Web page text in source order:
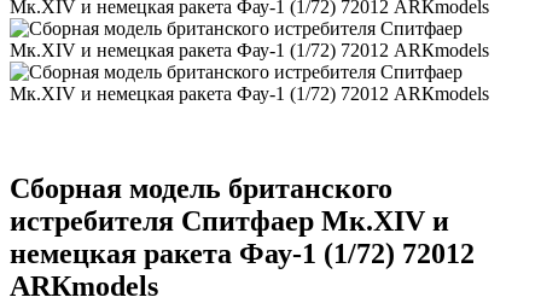
Сборная модель британского
истребителя Спитфаер Мк.XIV и
немецкая ракета Фау-1 (1/72) 72012
АRКmodels